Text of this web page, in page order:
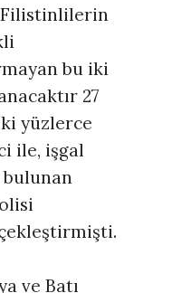
bu iki
27
yüzlerce
ile, işgal
bulunan
ve Batı